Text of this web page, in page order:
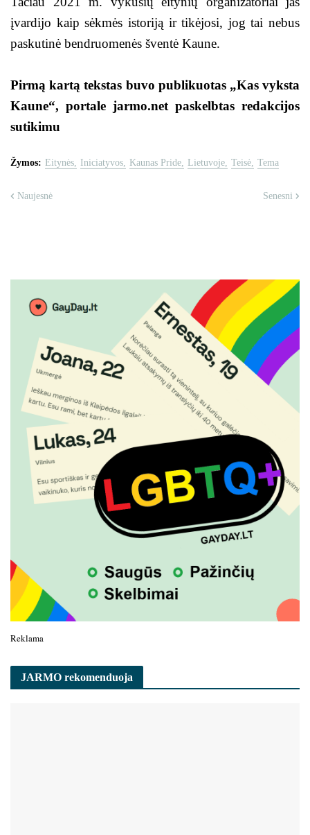
įvardijo kaip sėkmės istoriją ir tikėjosi, jog tai nebus
paskutinė bendruomenės šventė Kaune.
Pirmą kartą tekstas buvo publikuotas „Kas vyksta
Kaune“, portale jarmo.net paskelbtas redakcijos
sutikimu
Žymos: Eitynės Iniciatyvos Kaunas Pride Lietuvoje Teisė Tema
Naujesnė Senesni
Reklama
JARMO rekomenduoja